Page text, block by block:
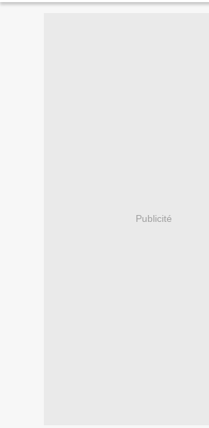
Publicité